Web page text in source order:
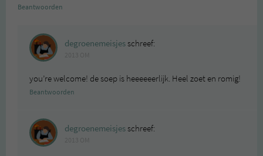
Beantwoorden
degroenemeisjesschreef:
you’re welcome! de soep is heeeeeerlijk. Heel zoet en romig!
Beantwoorden
degroenemeisjesschreef: